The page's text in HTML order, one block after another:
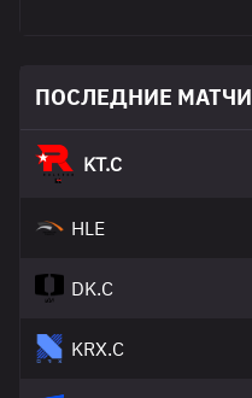
ПОСЛЕДНИЕ МАТЧИ
KT.C
HLE
DK.C
KRX.C